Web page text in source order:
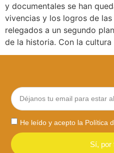
y documentales se han
vivencias y los logros de
relegados a un segundo
de la historia. Con la
He leído y acepto la Política
Sí, por